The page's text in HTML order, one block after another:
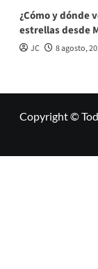
¿Cómo y dónde
estrellas desde
JC 8 agosto,
Copyright ©